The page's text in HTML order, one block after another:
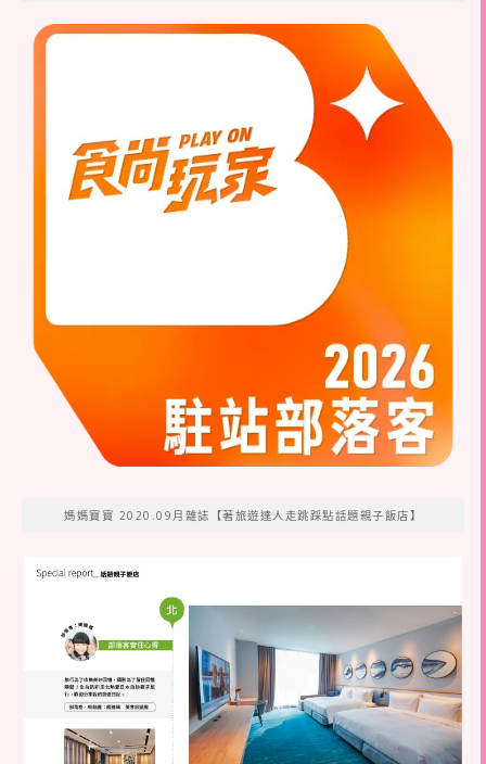
媽媽寶寶 2020.09月雜誌【著旅遊達人走跳踩點話題親子飯店】